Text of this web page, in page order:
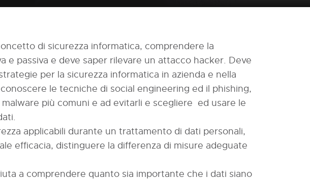
di sicurezza informatica, comprendere la
e passiva e deve saper rilevare un attacco hacker. Deve
per la sicurezza informatica in azienda e nella
le tecniche di social engineering ed il phishing,
più comuni e ad evitarli e scegliere ed usare le
applicabili durante un trattamento di dati personali,
efficacia, distinguere la differenza di misure adeguate
a comprendere quanto sia importante che i dati siano